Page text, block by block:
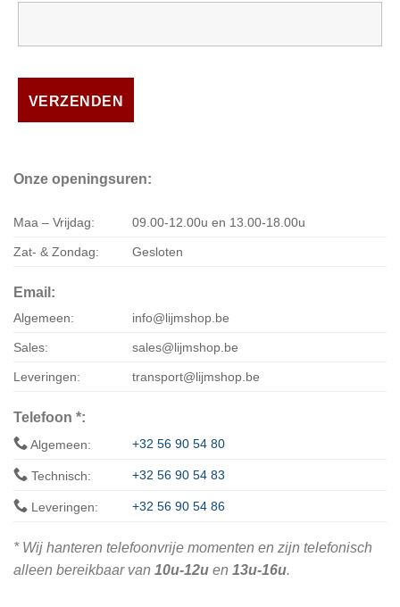
Onze openingsuren:
Maa – Vrijdag: 09.00-12.00u en 13.00-18.00u
Zat- & Zondag: Gesloten
Email:
Algemeen: info@lijmshop.be
Sales: sales@lijmshop.be
Leveringen: transport@lijmshop.be
Telefoon *:
Algemeen: +32 56 90 54 80
Technisch: +32 56 90 54 83
Leveringen: +32 56 90 54 86
* Wij hanteren telefoonvrije momenten en zijn telefonisch
alleen bereikbaar van 10u-12u en 13u-16u.